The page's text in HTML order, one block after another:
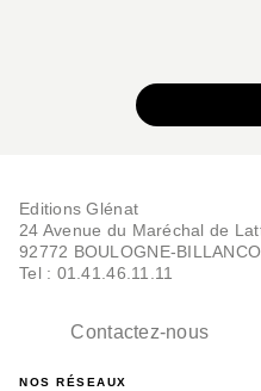
Editions Glénat
24 Avenue du Maréchal de
92772 BOULOGNE-
Tel : 01.41.46.11.11
Contactez-nous
NOS RÉSEAUX